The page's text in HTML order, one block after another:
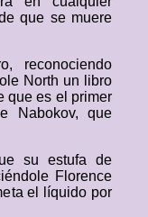
que se muere
reconociendo
North un libro
que es el primer
Nabokov, que
su estufa de
Florence
el líquido por